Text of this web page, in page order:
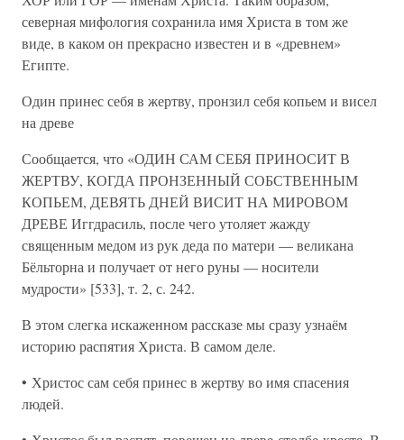
северная мифология сохранила имя Христа в том же
виде, в каком он прекрасно известен и в «древнем»
Египте.
Один принес себя в жертву, пронзил себя копьем и висел
на древе
Сообщается, что «ОДИН САМ СЕБЯ ПРИНОСИТ В
ЖЕРТВУ, КОГДА ПРОНЗЕННЫЙ СОБСТВЕННЫМ
КОПЬЕМ, ДЕВЯТЬ ДНЕЙ ВИСИТ НА МИРОВОМ
ДРЕВЕ Иггдрасиль, после чего утоляет жажду
священным медом из рук деда по матери — великана
Бёльторна и получает от него руны — носители
мудрости» [533], т. 2, с. 242.
В этом слегка искаженном рассказе мы сразу узнаём
историю распятия Христа. В самом деле.
• Христос сам себя принес в жертву во имя спасения
людей.